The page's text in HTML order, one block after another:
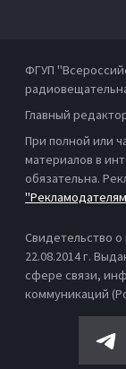
ФГУП
Главный
При полной или
материалов в
обязательна.
Свидетельство
22.08.2014 г.
сфере связи,
коммуникаций